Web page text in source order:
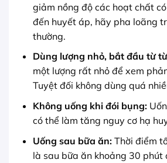
giảm nồng độ các hoạt chất
đến huyết áp, hãy pha loãng
thường.
Dùng lượng nhỏ, bắt đầu từ
một lượng rất nhỏ để xem
Tuyệt đối không dùng quá
Không uống khi đói bụng:
có thể làm tăng nguy cơ hạ
Uống sau bữa ăn:Thời điểm
là sau bữa ăn khoảng 30 phút